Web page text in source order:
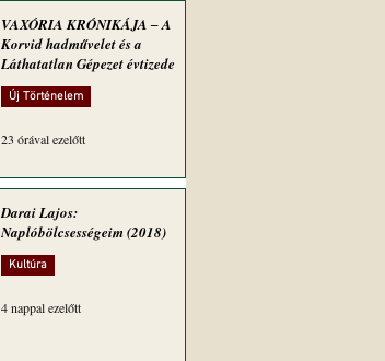
VAXÓRIA KRÓNIKÁJA ‒ A
Korvid hadművelet és a
Láthatatlan Gépezet évtizede
Új Történelem
23 órával ezelőtt
Darai Lajos:
Naplóbölcsességeim (2018)
Kultúra
4 nappal ezelőtt